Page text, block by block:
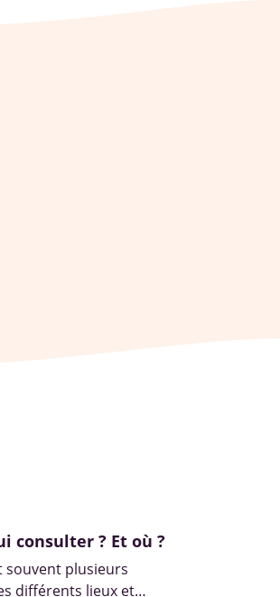
consulter ? Et où ?
souvent plusieurs
différents lieux et